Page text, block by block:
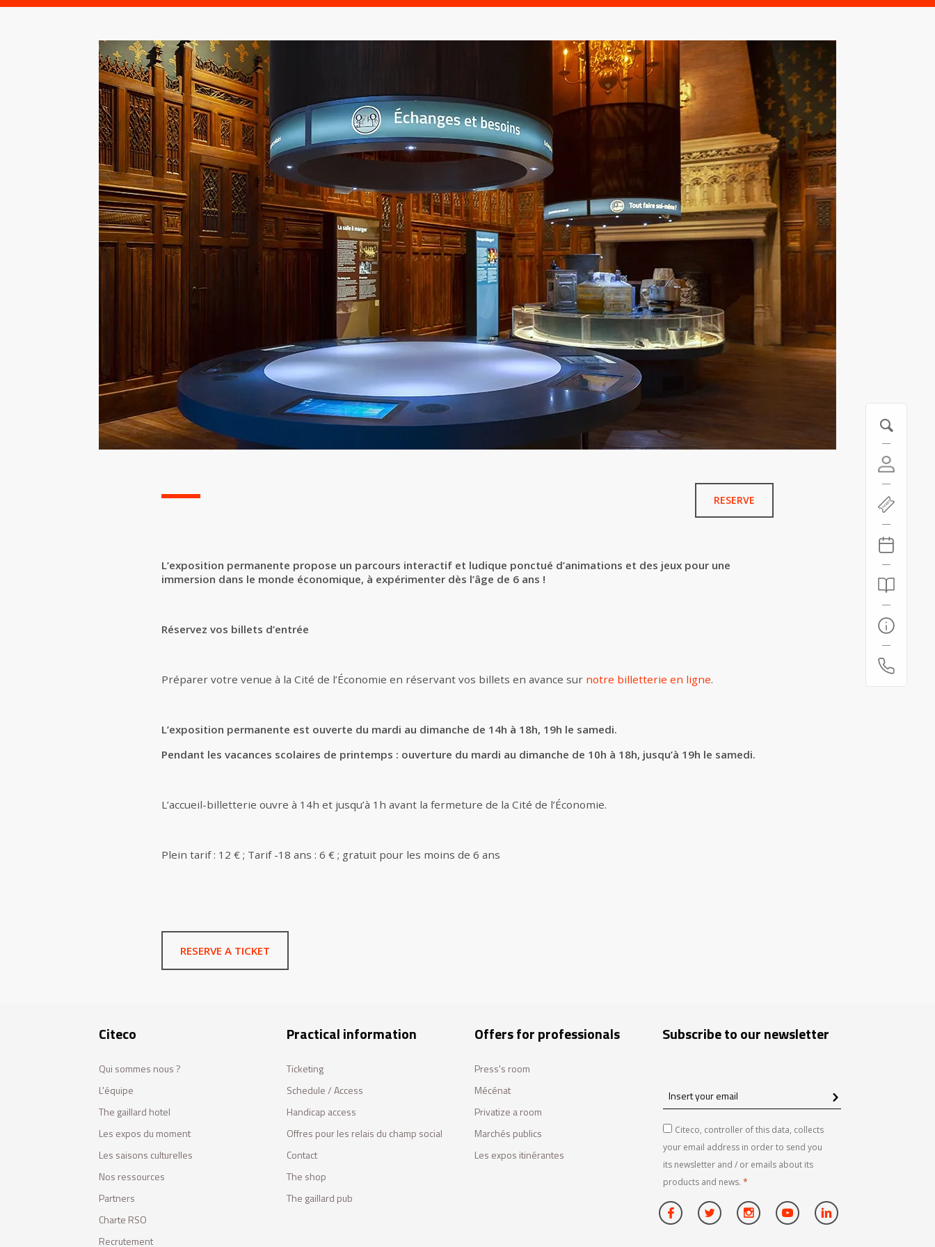
RESERVE
L’exposition permanente propose un parcours interactif et ludique ponctué d’animations et des jeux pour une
immersion dans le monde économique, à expérimenter dès l’âge de 6 ans !
Réservez vos billets d’entrée
Préparer votre venue à la Cité de l’Économie en réservant vos billets en avance sur notre billetterie en ligne.
L’exposition permanente est ouverte du mardi au dimanche de 14h à 18h, 19h le samedi.
Pendant les vacances scolaires de printemps : ouverture du mardi au dimanche de 10h à 18h, jusqu’à 19h le samedi.
L’accueil-billetterie ouvre à 14h et jusqu’à 1h avant la fermeture de la Cité de l’Économie.
Plein tarif : 12 € ; Tarif -18 ans : 6 € ; gratuit pour les moins de 6 ans
RESERVE A TICKET
Citeco
Qui sommes nous ?
L'équipe
The gaillard hotel
Les expos du moment
Les saisons culturelles
Nos ressources
Partners
Charte RSO
Recrutement
Practical information
Ticketing
Schedule / Access
Handicap access
Offres pour les relais du champ social
Contact
The shop
The gaillard pub
Offers for professionals
Press's room
Mécénat
Privatize a room
Marchés publics
Les expos itinérantes
Subscribe to our newsletter
Insert
your
emailCiteco, controller of this data, collects
your email address in order to send you
its newsletter and / or emails about its
products and news. *